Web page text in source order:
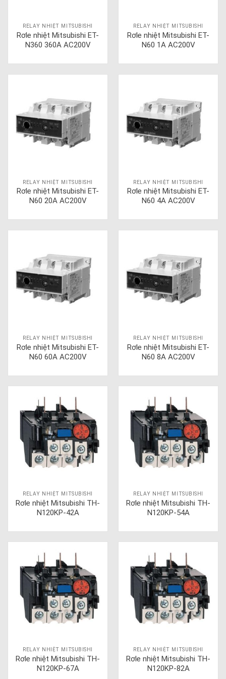
RELAY NHIỆT MITSUBISHI
Rơle nhiệt Mitsubishi ET-
N360 360A AC200V
RELAY NHIỆT MITSUBISHI
Rơle nhiệt Mitsubishi ET-
N60 1A AC200V
RELAY NHIỆT MITSUBISHI
Rơle nhiệt Mitsubishi ET-
N60 20A AC200V
RELAY NHIỆT MITSUBISHI
Rơle nhiệt Mitsubishi ET-
N60 4A AC200V
RELAY NHIỆT MITSUBISHI
Rơle nhiệt Mitsubishi ET-
N60 60A AC200V
RELAY NHIỆT MITSUBISHI
Rơle nhiệt Mitsubishi ET-
N60 8A AC200V
RELAY NHIỆT MITSUBISHI
Rơle nhiệt Mitsubishi TH-
N120KP-42A
RELAY NHIỆT MITSUBISHI
Rơle nhiệt Mitsubishi TH-
N120KP-54A
RELAY NHIỆT MITSUBISHI
Rơle nhiệt Mitsubishi TH-
N120KP-67A
RELAY NHIỆT MITSUBISHI
Rơle nhiệt Mitsubishi TH-
N120KP-82A